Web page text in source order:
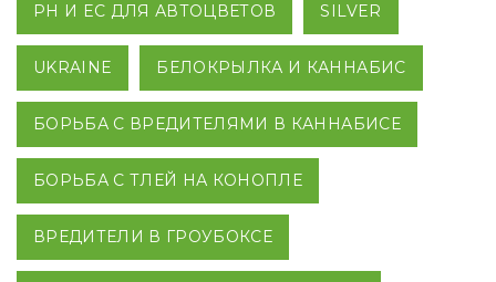
PH И EC ДЛЯ АВТОЦВЕТОВ SILVER
UKRAINE БЕЛОКРЫЛКА И КАННАБИС
БОРЬБА С ВРЕДИТЕЛЯМИ В КАННАБИСЕ
БОРЬБА С ТЛЕЙ НА КОНОПЛЕ
ВРЕДИТЕЛИ В ГРОУБОКСЕ